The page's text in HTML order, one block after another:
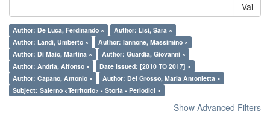
Vai
Author: De Luca, Ferdinando ×
Author: Lisi, Sara ×
Author: Landi, Umberto ×
Author: Iannone, Massimino ×
Author: Di Maio, Martina ×
Author: Guardia, Giovanni ×
Author: Andria, Alfonso ×
Date issued: [2010 TO 2017] ×
Author: Capano, Antonio ×
Author: Del Grosso, Maria Antonietta ×
Subject: Salerno <Territorio> - Storia - Periodici ×
Show Advanced Filters